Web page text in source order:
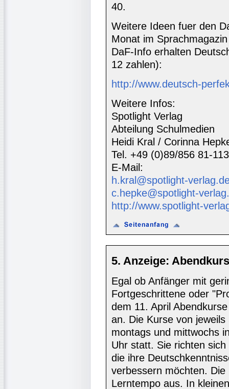
40.
Weitere Ideen fuer den
Monat im
DaF-Info erhalten
12 zahlen):
http://www.deutsch-
Weitere Infos:
Spotlight Verlag
Abteilung Schulmedien
Heidi Kral / Corinna
Tel. +49 (0)89/856 81-
E-Mail:
h.kral@spotlight-
c.hepke@spotlight-
http://www.spotlight-
5. Anzeige:
Egal ob Anfänger mit
Fortgeschrittene oder
dem 11. April
an. Die Kurse von
montags und mittwochs
Uhr statt. Sie richten sich
die ihre
verbessern möchten.
Lerntempo aus. In